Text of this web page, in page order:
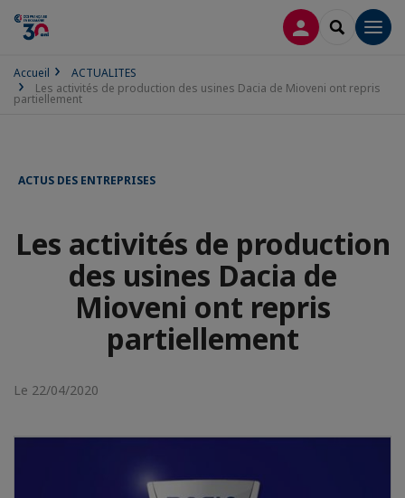
CONNEXION
Accueil
ACTUALITES
Les activités de production des usines Dacia de Mioveni ont repris
partiellement
ACTUS DES ENTREPRISES
Les activités de production
des usines Dacia de
Mioveni ont repris
partiellement
Le 22/04/2020